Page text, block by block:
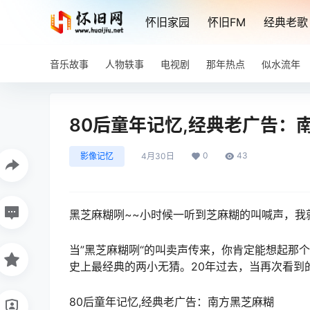
怀旧家园 怀旧FM 经典老歌
音乐故事 人物轶事 电视剧 那年热点 似水流年
80后童年记忆,经典老广告：
影像记忆 4月30日 0 43
黑芝麻糊咧~~小时候一听到芝麻糊的叫喊声，
当”黑芝麻糊咧“的叫卖声传来，你肯定能想起
史上最经典的两小无猜。20年过去，当再次看
80后童年记忆,经典老广告：南方黑芝麻糊